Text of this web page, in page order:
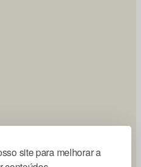
site para melhorar a